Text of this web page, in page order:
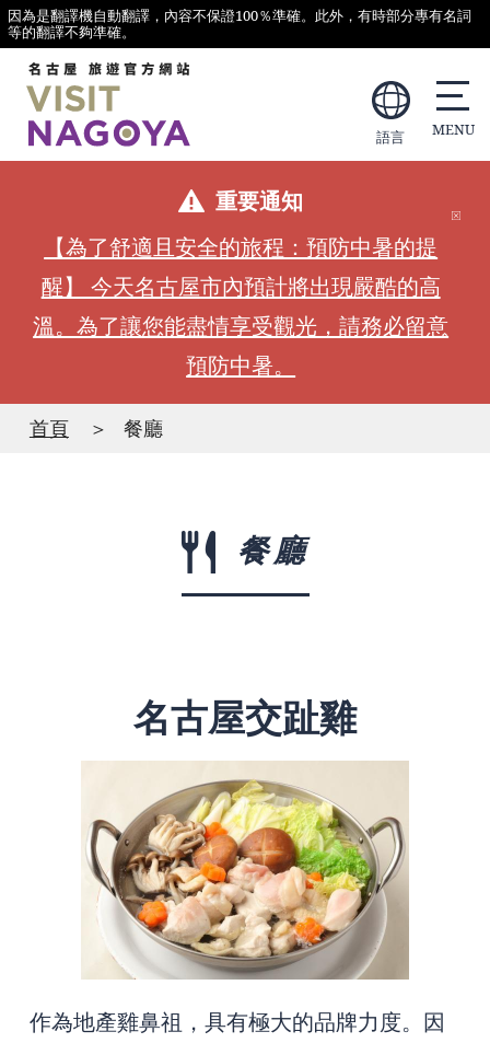
因為是翻譯機自動翻譯，內容不保證100％準確。此外，有時部分專有名詞
等的翻譯不夠準確。
語言
重要通知
【為了舒適且安全的旅程：預防中暑的提
醒】 今天名古屋市內預計將出現嚴酷的高
溫。為了讓您能盡情享受觀光，請務必留意
預防中暑。
首頁 餐廳
餐廳
名古屋交趾雞
作為地產雞鼻祖，具有極大的品牌力度。因